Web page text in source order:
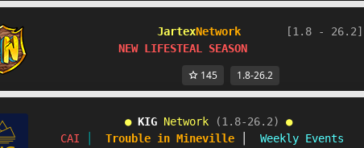
JartexNetwork
[1.8 - 26.2]
NEW LIFESTEAL SEASON
145 1.8-26.2
● KIG Network (1.8-26.2) ●
CAI Trouble in Mineville Weekly Events